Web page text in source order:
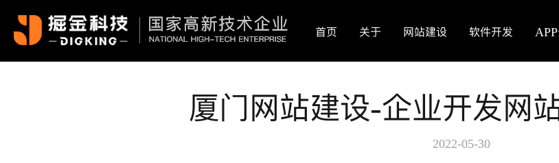
首页 关于 网站建设 软件开发
厦门网站建设-企业开发网
2022-05-30